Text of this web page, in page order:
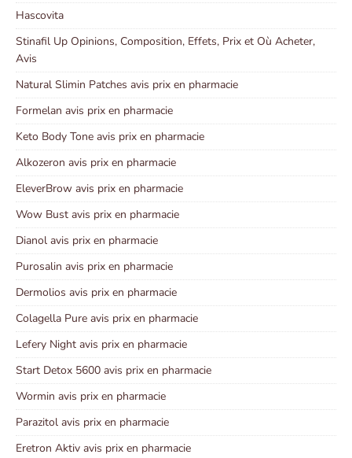
Hascovita
Stinafil Up Opinions, Composition, Effets, Prix et Où Acheter,
Avis
Natural Slimin Patches avis prix en pharmacie
Formelan avis prix en pharmacie
Keto Body Tone avis prix en pharmacie
Alkozeron avis prix en pharmacie
EleverBrow avis prix en pharmacie
Wow Bust avis prix en pharmacie
Dianol avis prix en pharmacie
Purosalin avis prix en pharmacie
Dermolios avis prix en pharmacie
Colagella Pure avis prix en pharmacie
Lefery Night avis prix en pharmacie
Start Detox 5600 avis prix en pharmacie
Wormin avis prix en pharmacie
Parazitol avis prix en pharmacie
Eretron Aktiv avis prix en pharmacie